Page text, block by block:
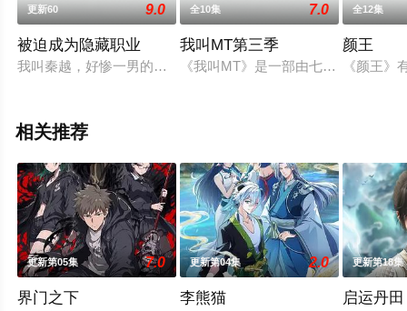
更新60 9.0
被迫成为隐藏职业
我叫秦越，好惨一男的，自打玩了一个叫做‘逍遥世界’的游戏
全10集 7.0
我叫MT第三季
《我叫MT》是一部由七彩映画工作
全12集
颜王
《颜王
相关推荐
更新第05集 7.0
界门之下
更新第04集 2.0
李熊猫
更新第18集
启运丹